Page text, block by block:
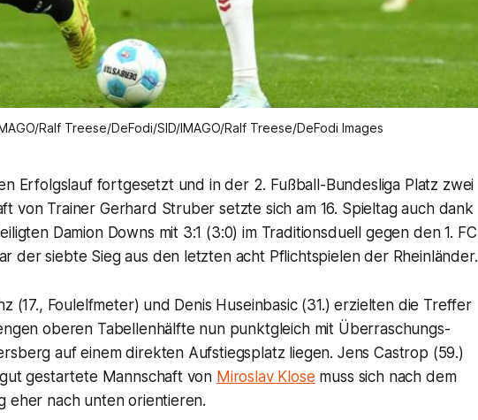
Ralf Treese/DeFodi/SID/IMAGO/Ralf Treese/DeFodi Images
Erfolgslauf fortgesetzt und in der 2. Fußball-Bundesliga Platz zwei
von Trainer Gerhard Struber setzte sich am 16. Spieltag auch dank
Damion Downs mit 3:1 (3:0) im Traditionsduell gegen den 1. FC
der siebte Sieg aus den letzten acht Pflichtspielen der Rheinländer.
(17., Foulelfmeter) und Denis Huseinbasic (31.) erzielten die Treffer
oberen Tabellenhälfte nun punktgleich mit Überraschungs-
auf einem direkten Aufstiegsplatz liegen. Jens Castrop (59.)
gestartete Mannschaft von Miroslav Klose muss sich nach dem
eher nach unten orientieren.